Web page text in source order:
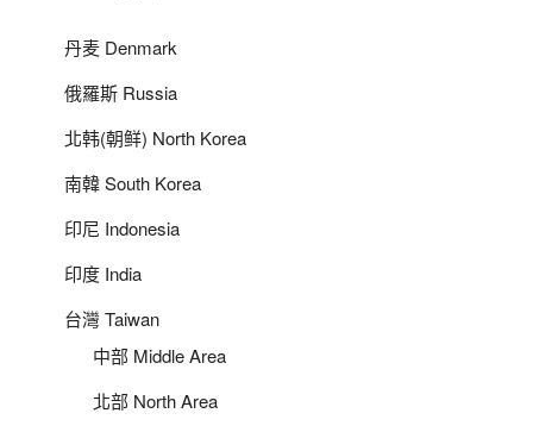
丹麦 Denmark
俄羅斯 Russia
北韩(朝鲜) North Korea
南韓 South Korea
印尼 Indonesia
印度 India
台灣 Taiwan
中部 Middle Area
北部 North Area